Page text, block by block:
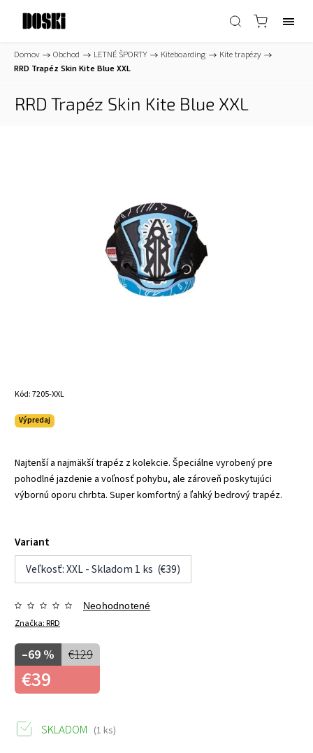
Domov / Obchod / LETNÉ ŠPORTY / Kiteboarding / Kite trapézy /
RRD Trapéz Skin Kite Blue XXL
RRD Trapéz Skin Kite Blue XXL
Kód:7205-XXL
Výpredaj
Najtenší a najmäkší trapéz z kolekcie. Špeciálne vyrobený pre
pohodlné jazdenie a voľnosť pohybu, ale zároveň poskytujúci
výbornú oporu chrbta. Super komfortný a ľahký bedrový trapéz.
Variant
Veľkosť: XXL - Skladom 1 ks (€39)
Značka:RRD
Neohodnotené
€129
–69 %
€39
SKLADOM (1 ks)